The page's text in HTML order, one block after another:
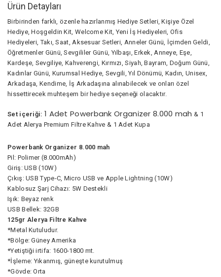
Ürün Detayları
Birbirinden farklı, özenle hazırlanmış Hediye Setleri, Kişiye Özel
Hediye, Hoşgeldin Kit, Welcome Kit, Yeni İş Hediyeleri, Ofis
Hediyeleri, Takı, Saat, Aksesuar Setleri, Anneler Günü, İçimden Geldi,
Öğretmenler Günü, Sevgililer Günü, Yılbaşı, Erkek, Anneye, Eşe,
Kardeşe, Sevgiliye, Kahverengi, Kırmızı, Siyah, Bayram, Doğum Günü,
Kadınlar Günü, Kurumsal Hediye, Sevgili, Yıl Dönümü, Kadın, Unisex,
Arkadaşa, Kendime, İş Arkadaşına alınabilecek ve onları özel
hissettirecek muhteşem bir hediye seçeneği olacaktır.
Set içeriği: 1 Adet Powerbank Organizer 8.000 mah & 1
Adet Alerya Premium Filtre Kahve & 1 Adet Kupa
Powerbank Organizer 8.000 mah
Pil: Polimer (8.000mAh)
Giriş: USB (10W)
Çıkış: USB Type-C, Micro USB ve Apple Lightning (10W)
Kablosuz Şarj Cihazı: 5W Destekli
Işık: Beyaz renk
USB Bellek: 32GB
125gr Alerya Filtre Kahve
*Metal Kutuludur.
*Bölge: Güney Amerika
*Yetiştiği irtifa: 1600-1800 mt.
*İşleme: Yıkanmış, güneşte kurutulmuş
*Gövde: Orta